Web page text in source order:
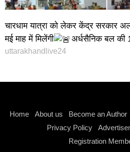
चारधाम यात्रा को लेकर केंद्र सरकार
मई माह में मिलेंगी
अर्धसैनिक बल की
uttarakhandlive24
Home About us Become an Author
Privacy Policy
Registration